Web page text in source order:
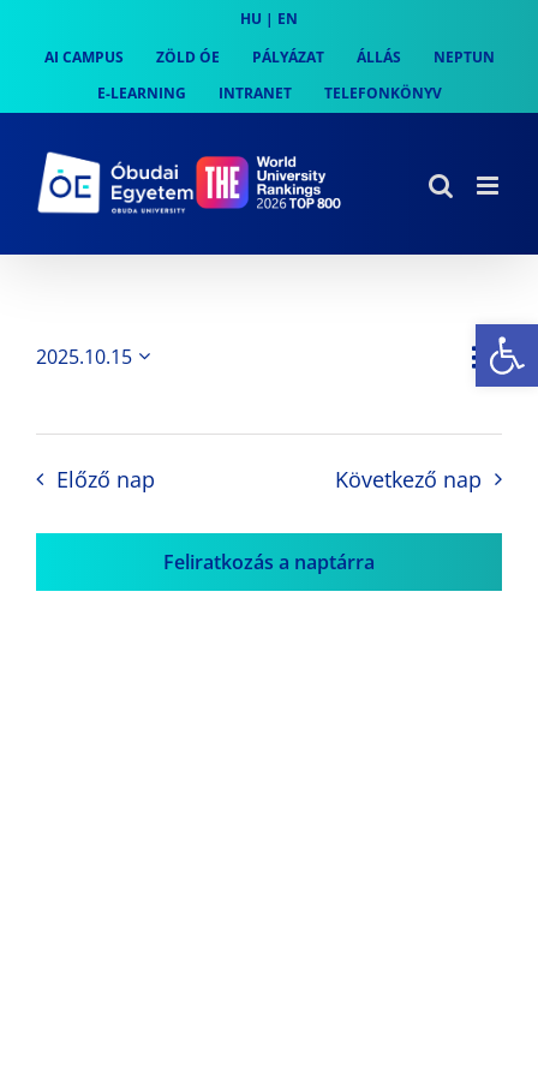
content
HU | EN
AI CAMPUS
ZÖLD ÓE PÁLYÁZAT ÁLLÁS
NEPTUN
E-LEARNING
INTRANET TELEFONKÖNYV
Nap
2025.10.15
Előző nap Következő nap
Feliratkozás a naptárra